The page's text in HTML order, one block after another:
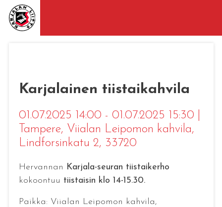
Karjalainen tiistaikahvila
01.07.2025 14:00 - 01.07.2025 15:30
Tampere, Viialan Leipomon kahvila,
Lindforsinkatu 2, 33720
Hervannan Karjala-seuran tiistaikerho
kokoontuu tiistaisin klo 14-15.30.
Paikka: Viialan Leipomon kahvila,